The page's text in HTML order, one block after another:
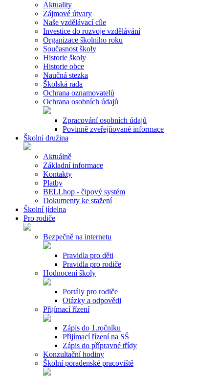
Aktuality
Zájmové útvary
Naše vzdělávací cíle
Investice do rozvoje vzdělávání
Organizace školního roku
Současnost školy
Historie školy
Historie obce
Naučná stezka
Školská rada
Ochrana oznamovatelů
Ochrana osobních údajů
Zpracování osobních údajů
Povinně zveřejňované informace
Školní družina
Aktuálně
Základní informace
Kontakty
Platby
BELLhop - čipový systém
Dokumenty ke stažení
Školní jídelna
Pro rodiče
Bezpečně na internetu
Pravidla pro děti
Pravidla pro rodiče
Hodnocení školy
Portály pro rodiče
Otázky a odpovědi
Přijímací řízení
Zápis do 1.ročníku
Přijímací řízení na SŠ
Zápis do přípravné třídy
Konzultační hodiny
Školní poradenské pracoviště